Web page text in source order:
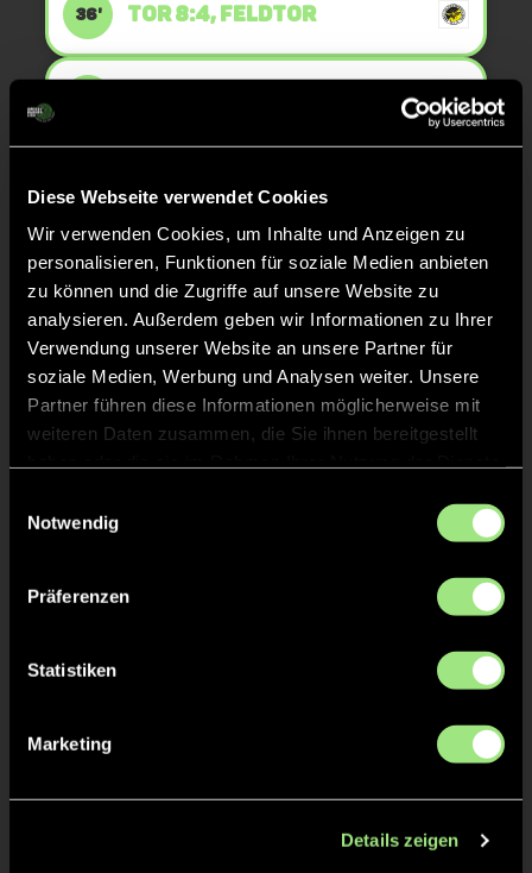
Diese Webseite verwendet Cookies
Wir verwenden Cookies, um Inhalte und Anzeigen zu
personalisieren, Funktionen für soziale Medien anbieten
zu können und die Zugriffe auf unsere Website zu
analysieren. Außerdem geben wir Informationen zu Ihrer
Verwendung unserer Website an unsere Partner für
soziale Medien, Werbung und Analysen weiter. Unsere
Partner führen diese Informationen möglicherweise mit
weiteren Daten zusammen, die Sie ihnen bereitgestellt
Notwendig
Präferenzen
Statistiken
Marketing
Details zeigen
36' TOR 8:4, FELDTOR
34' TOR 6:4, FELDTOR
33' TOR 5:4, FELDTOR
32' TOR 4:4, FELDTOR
32' TOR 4:3, FELDTOR
31'